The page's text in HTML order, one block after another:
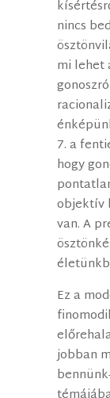
nincs
mi lehet
7. a
hogy
objektív
van. A
Ez a
jobban